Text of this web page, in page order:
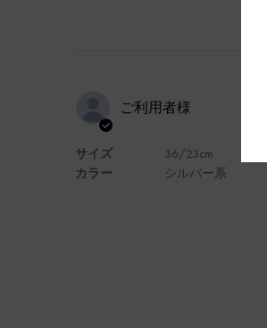
ご利用者様
サイズ
カラー
36/23cm
シルバー系